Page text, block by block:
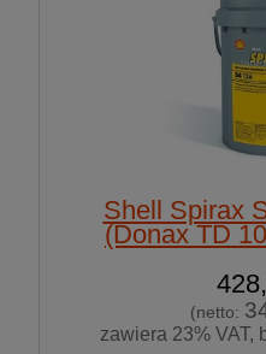
Shell Spirax
(Donax TD
(netto:
zawiera 23% VAT,